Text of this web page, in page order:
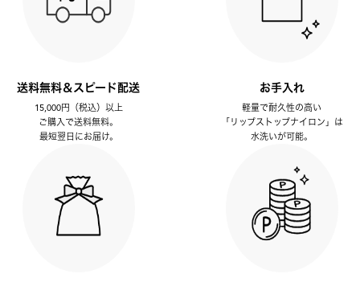
送料無料＆スピード配送
15,000円（税込）以上
ご購入で送料無料。
最短翌日にお届け。
お手入れ
軽量で耐久性の高い
「リップストップナイロン」は
水洗いが可能。